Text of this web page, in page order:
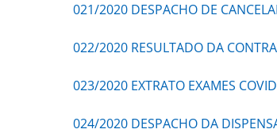
021/2020 DESPACHO DE
022/2020 RESULTADO DA
023/2020 EXTRATO EXAMES
024/2020 DESPACHO DA